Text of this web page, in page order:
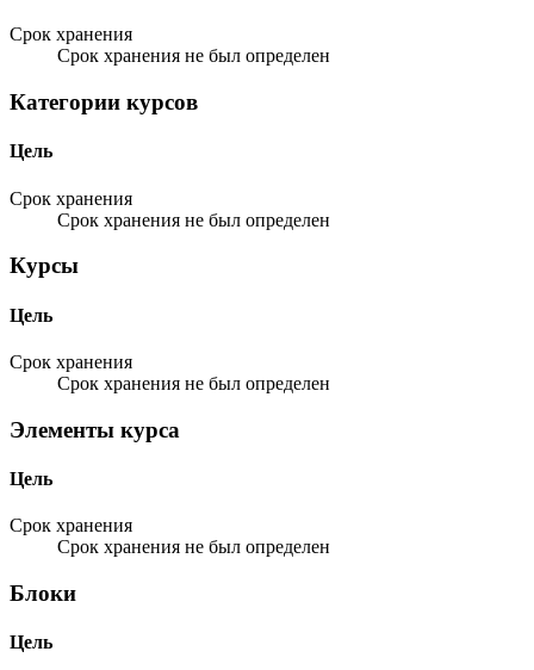
Срок хранения
Срок хранения не был определен
Категории курсов
Цель
Срок хранения
Срок хранения не был определен
Курсы
Цель
Срок хранения
Срок хранения не был определен
Элементы курса
Цель
Срок хранения
Срок хранения не был определен
Блоки
Цель